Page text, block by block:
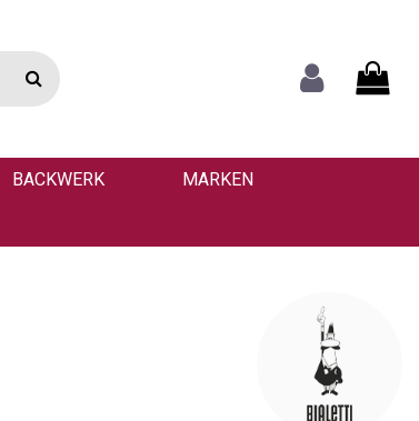
BACKWERK MARKEN